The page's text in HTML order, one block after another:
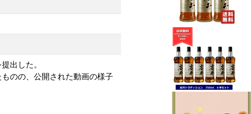
出した。
のの、公開された動画の様子